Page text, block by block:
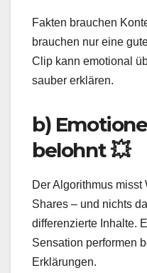
Fakten brauchen
brauchen nur eine
Clip kann emotional
sauber erklären.
b)
belohnt 💥
Der Algorithmus misst
Shares – und nichts
differenzierte Inhalte.
Sensation performen
Erklärungen.